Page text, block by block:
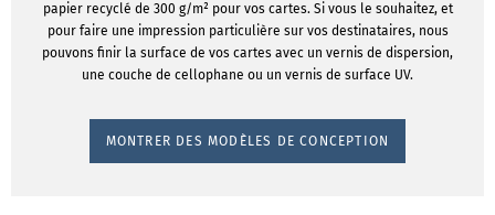
papier recyclé de 300 g/m² pour vos cartes. Si vous le souhaitez, et
pour faire une impression particulière sur vos destinataires, nous
pouvons finir la surface de vos cartes avec un vernis de dispersion,
une couche de cellophane ou un vernis de surface UV.
MONTRER DES MODÈLES DE CONCEPTION